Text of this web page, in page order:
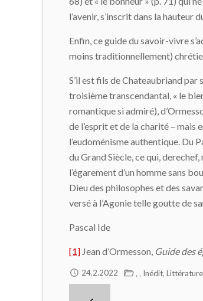
l’avenir, s’inscrit dans la hauteur
Enfin, ce guide du savoir-vivre
moins traditionnellement)
S’il est fils de Chateaubriand
troisième transcendantal, « le
romantique si admiré),
de l’esprit et de la charité – mais
l’eudoménisme authentique. Du
du Grand Siècle, ce qui,
l’égarement d’un homme sans
Dieu des philosophes et des
versé à l’Agonie telle goutte de
Pascal Ide
[1] Jean d’Ormesson, Guide des
24.2.2022 , , Inédit, Littérature